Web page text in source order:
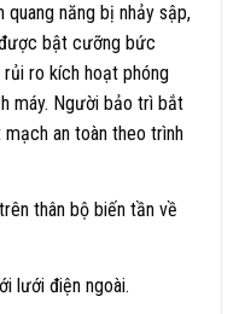
năng bị nhảy sập,
bật cưỡng bức
ro kích hoạt phóng
máy. Người bảo trì bắt
an toàn theo trình
thân bộ biến tần về
lưới điện ngoài.